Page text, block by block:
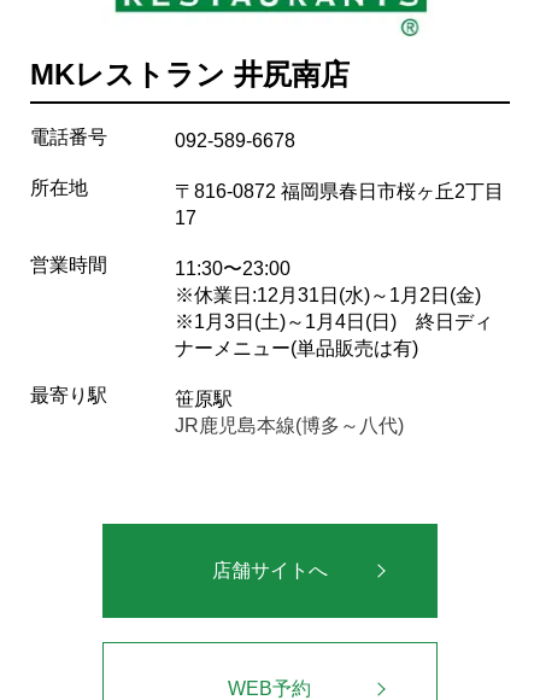
MKレストラン 井尻南店
電話番号 092-589-6678
所在地
〒816-0872 福岡県春日市桜ヶ丘2丁目
17
営業時間
11:30〜23:00
※休業日:12月31日(水)～1月2日(金)
※1月3日(土)～1月4日(日) 終日ディ
ナーメニュー(単品販売は有)
最寄り駅
笹原駅
JR鹿児島本線(博多～八代)
店舗サイトへ
WEB予約